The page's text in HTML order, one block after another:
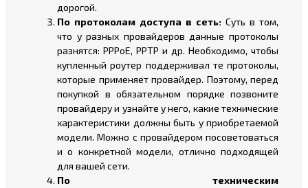
дорогой.
По протоколам доступа в сеть: Суть в том,
что у разных провайдеров данные протоколы
разнятся: PPPoE, PPTP и др. Необходимо, чтобы
купленный роутер поддерживал те протоколы,
которые применяет провайдер. Поэтому, перед
покупкой в обязательном порядке позвоните
провайдеру и узнайте у него, какие технические
характеристики должны быть у приобретаемой
модели. Можно с провайдером посоветоваться
и о конкретной модели, отлично подходящей
для вашей сети.
По техническим